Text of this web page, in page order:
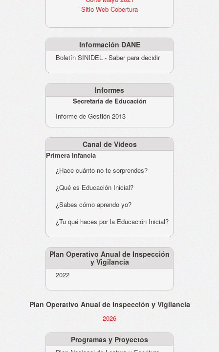
Sitio Web Cobertura
Información DANE
Boletín SINIDEL - Saber para decidir
Informes
Secretaría de Educación
Informe de Gestión 2013
Canal de Videos
Primera Infancia
¿Hace cuánto no te sorprendes?
¿Qué es Educación Inicial?
¿Sabes cómo aprendo yo?
¿Tu qué haces por la Educación Inicial?
Plan Operativo Anual de Inspección
y Vigilancia
2022
Plan Operativo Anual de Inspección y Vigilancia
2026
Programas y Proyectos